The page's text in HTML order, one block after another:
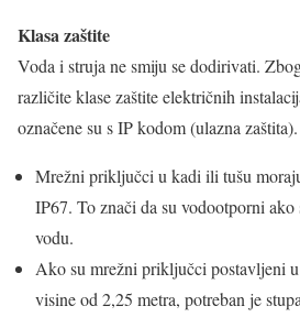
Klasa zaštite
Voda i struja ne smiju se dodirivati.
različite klase zaštite električnih
označene su s IP kodom (ulazna zaštita).
Mrežni priključci u kadi ili tušu
IP67. To znači da su vodootporni
vodu.
Ako su mrežni priključci postavljeni
visine od 2,25 metra, potreban je